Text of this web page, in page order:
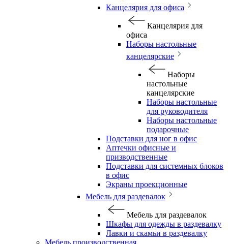
Канцелярия для офиса
Канцелярия для
офиса
Наборы настольные
канцелярские
Наборы
настольные
канцелярские
Наборы настольные
для руководителя
Наборы настольные
подарочные
Подставки для ног в офис
Аптечки офисные и
призводственные
Подставки для системных блоков
в офис
Экраны проекционные
Мебель для раздевалок
Мебель для раздевалок
Шкафы для одежды в раздевалку
Лавки и скамьи в раздевалку
Мебель производственная